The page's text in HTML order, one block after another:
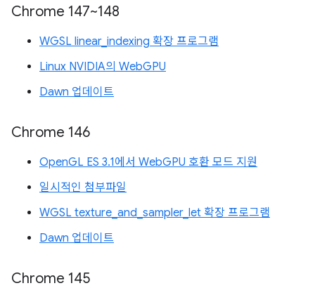
Chrome 147~148
WGSL linear_indexing 확장 프로그램
Linux NVIDIA의 WebGPU
Dawn 업데이트
Chrome 146
OpenGL ES 3.1에서 WebGPU 호환 모드 지원
일시적인 첨부파일
WGSL texture_and_sampler_let 확장 프로그램
Dawn 업데이트
Chrome 145